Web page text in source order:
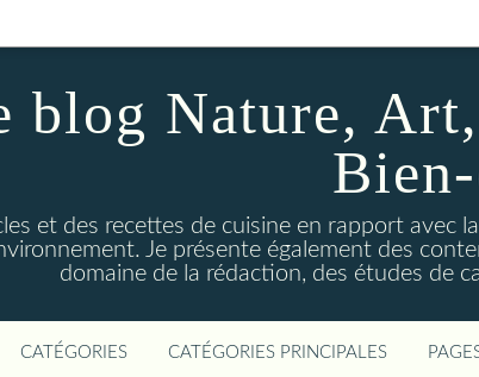
blog Nature,
et des recettes de cuisine en rapport avec
Je présente également des
domaine de la rédaction, des études de
CATÉGORIES CATÉGORIES PRINCIPALES